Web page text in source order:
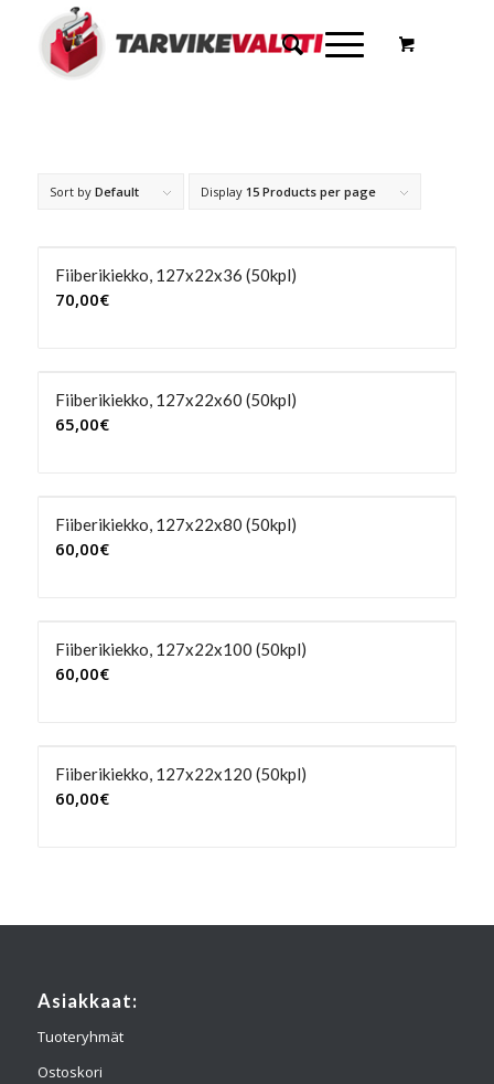
Sort by Default Display 15 Products per page
Fiiberikiekko, 127x22x36 (50kpl)
70,00€
Fiiberikiekko, 127x22x60 (50kpl)
65,00€
Fiiberikiekko, 127x22x80 (50kpl)
60,00€
Fiiberikiekko, 127x22x100 (50kpl)
60,00€
Fiiberikiekko, 127x22x120 (50kpl)
60,00€
Asiakkaat:
Tuoteryhmät
Ostoskori